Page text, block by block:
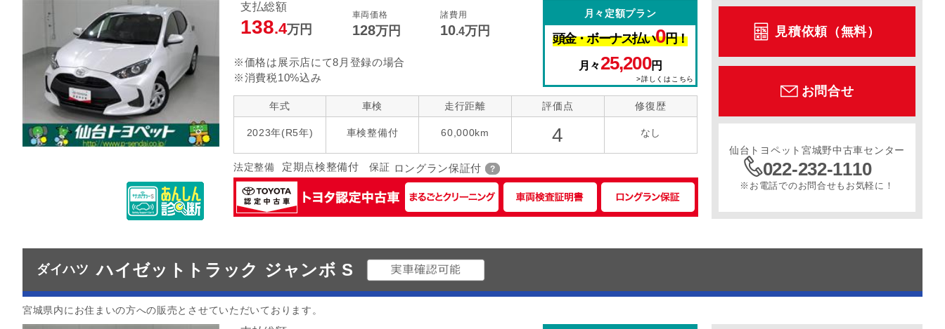
支払総額
138.4万円
車両価格
128万円
諸費用
10.4万円
※価格は展示店にて8月登録の場合
※消費税10%込み
月々定額プラン
頭金・ボーナス払い0円！
月々25,200円
>詳しくはこちら
年式
2023年(R5年)
車検
車検整備付
走行距離
60,000km
評価点
4
修復歴
なし
法定整備 定期点検整備付 保証 ロングラン保証付
見積依頼（無料）
お問合せ
仙台トヨペット宮城野中古車センター
022-232-1110
※お電話でのお問合せもお気軽に！
ダイハツ ハイゼットトラック ジャンボ S
宮城県内にお住まいの方への販売とさせていただいております。